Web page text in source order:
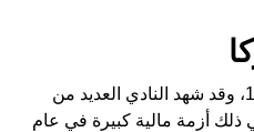
تأسس نادي ألفركا في عام 1939، وقد شهد النادي العديد من
ذلك أزمة مالية كبيرة في عام